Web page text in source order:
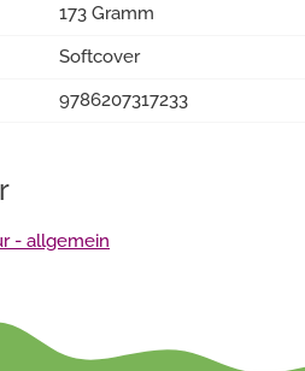
173 Gramm
Softcover
9786207317233
- allgemein